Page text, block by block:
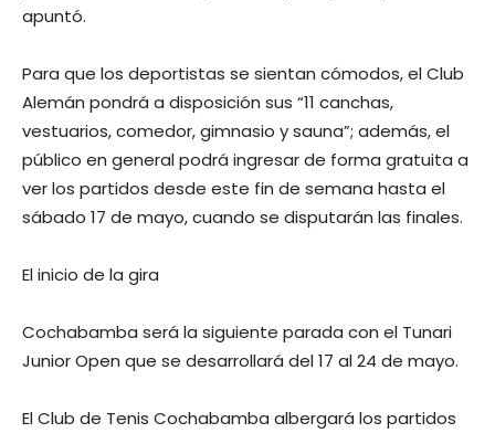
apuntó.
Para que los deportistas se sientan cómodos, el Club
Alemán pondrá a disposición sus “11 canchas,
vestuarios, comedor, gimnasio y sauna”; además, el
público en general podrá ingresar de forma gratuita a
ver los partidos desde este fin de semana hasta el
sábado 17 de mayo, cuando se disputarán las finales.
El inicio de la gira
Cochabamba será la siguiente parada con el Tunari
Junior Open que se desarrollará del 17 al 24 de mayo.
El Club de Tenis Cochabamba albergará los partidos